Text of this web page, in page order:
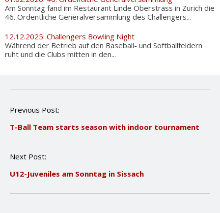
Am Sonntag fand im Restaurant Linde Oberstrass in Zürich die
46. Ordentliche Generalversammlung des Challengers...
12.12.2025: Challengers Bowling Night
Während der Betrieb auf den Baseball- und Softballfeldern
ruht und die Clubs mitten in den...
P
s
a
i
Previous Post:
T-Ball Team starts season with indoor tournament
Next Post:
U12-Juveniles am Sonntag in Sissach